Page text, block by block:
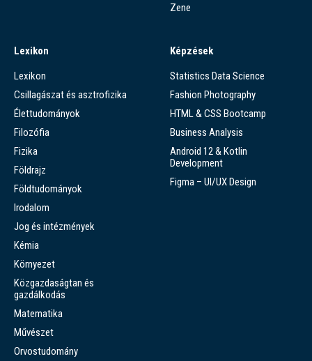
Zene
Lexikon
Lexikon
Csillagászat és asztrofizika
Élettudományok
Filozófia
Fizika
Földrajz
Földtudományok
Irodalom
Jog és intézmények
Kémia
Környezet
Közgazdaságtan és
gazdálkodás
Matematika
Művészet
Orvostudomány
Képzések
Statistics Data Science
Fashion Photography
HTML & CSS Bootcamp
Business Analysis
Android 12 & Kotlin
Development
Figma – UI/UX Design